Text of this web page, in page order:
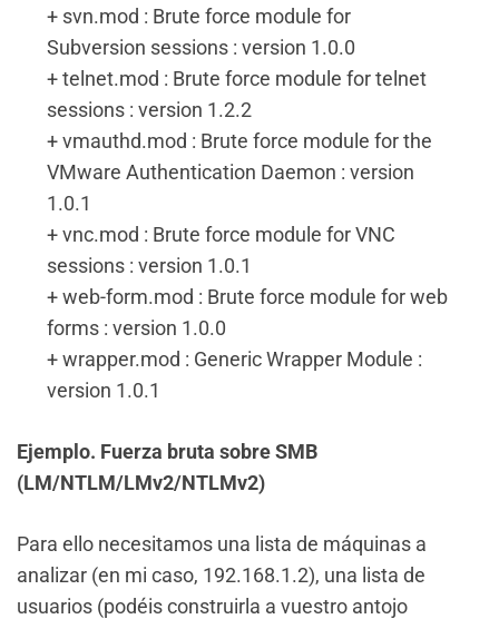
+ svn.mod : Brute force module for
Subversion sessions : version 1.0.0
+ telnet.mod : Brute force module for telnet
sessions : version 1.2.2
+ vmauthd.mod : Brute force module for the
VMware Authentication Daemon : version
1.0.1
+ vnc.mod : Brute force module for VNC
sessions : version 1.0.1
+ web-form.mod : Brute force module for web
forms : version 1.0.0
+ wrapper.mod : Generic Wrapper Module :
version 1.0.1
Ejemplo. Fuerza bruta sobre SMB
(LM/NTLM/LMv2/NTLMv2)
Para ello necesitamos una lista de máquinas a
analizar (en mi caso, 192.168.1.2), una lista de
usuarios (podéis construirla a vuestro antojo